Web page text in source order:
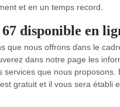
et en un temps record.
disponible en
que nous offrons dans le
dans notre page les
services que nous
gratuit et il vous sera établi